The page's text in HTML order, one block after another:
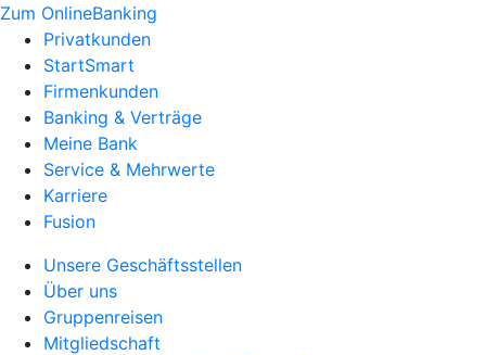
Zum OnlineBanking
Privatkunden
StartSmart
Firmenkunden
Banking & Verträge
Meine Bank
Service & Mehrwerte
Karriere
Fusion
Unsere Geschäftsstellen
Über uns
Gruppenreisen
Mitgliedschaft